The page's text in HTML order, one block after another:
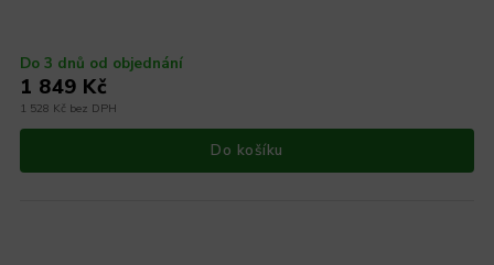
Do 3 dnů od objednání
1 528 Kč bez DPH
1 849 Kč
Do košíku